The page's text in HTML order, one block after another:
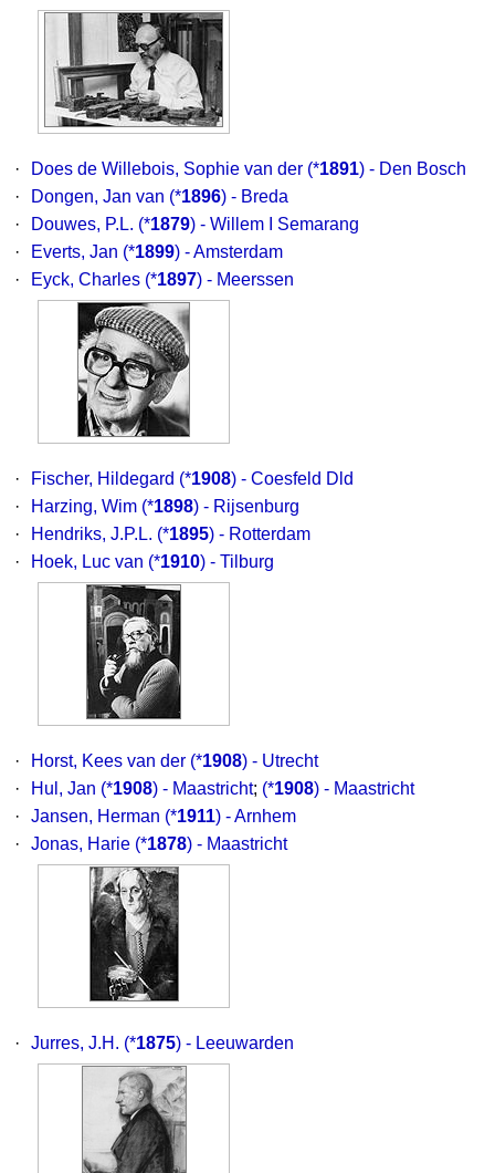
· Does de Willebois, Sophie van der (*1891) - Den Bosch
·
Dongen, Jan van (*1896) - Breda
·
Douwes, P.L. (*1879) - Willem I Semarang
·
Everts, Jan (*1899) - Amsterdam
·
Eyck, Charles (*1897) - Meerssen
· Fischer, Hildegard (*1908) - Coesfeld Dld
·
Harzing, Wim (*1898) - Rijsenburg
·
Hendriks, J.P.L. (*1895) - Rotterdam
·
Hoek, Luc van (*1910) - Tilburg
· Horst, Kees van der (*1908) - Utrecht
·
Hul, Jan (*1908) - Maastricht; (*1908) - Maastricht
·
Jansen, Herman (*1911) - Arnhem
·
Jonas, Harie (*1878) - Maastricht
· Jurres, J.H. (*1875) - Leeuwarden